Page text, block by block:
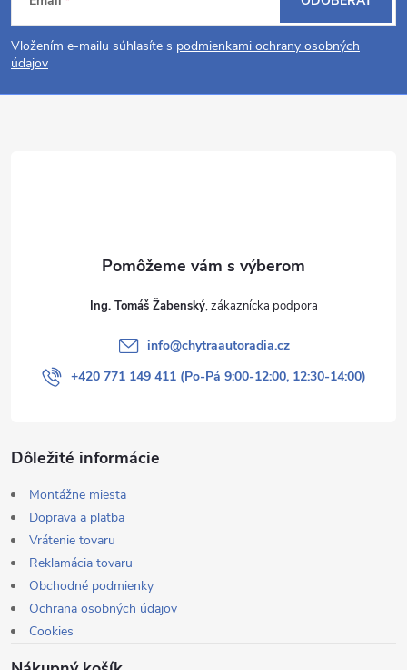
á
p
Vložením e-mailu súhlasíte s podmienkami ochrany osobných
údajov
Ing. Tomáš Žabenský
info@chytraautoradia.cz
+420 771 149 411 (Po-Pá 9:00-12:00, 12:30-14:00)
Dôležité informácie
Montážne miesta
Doprava a platba
Vrátenie tovaru
Reklamácia tovaru
Obchodné podmienky
Ochrana osobných údajov
Cookies